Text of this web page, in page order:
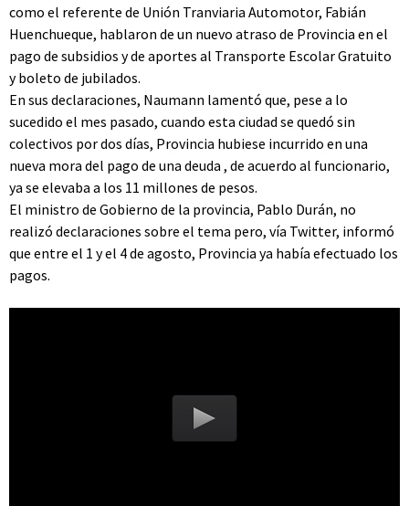
como el referente de Unión Tranviaria Automotor, Fabián
Huenchueque, hablaron de un nuevo atraso de Provincia en el
pago de subsidios y de aportes al Transporte Escolar Gratuito
y boleto de jubilados.
En sus declaraciones, Naumann lamentó que, pese a lo
sucedido el mes pasado, cuando esta ciudad se quedó sin
colectivos por dos días, Provincia hubiese incurrido en una
nueva mora del pago de una deuda , de acuerdo al funcionario,
ya se elevaba a los 11 millones de pesos.
El ministro de Gobierno de la provincia, Pablo Durán, no
realizó declaraciones sobre el tema pero, vía Twitter, informó
que entre el 1 y el 4 de agosto, Provincia ya había efectuado los
pagos.